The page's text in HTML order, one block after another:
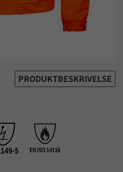
PRODUKTBESKRIVELSE